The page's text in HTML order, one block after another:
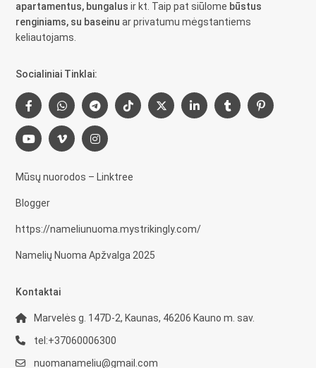
apartamentus, bungalus ir kt. Taip pat siūlome būstus
renginiams, su baseinu ar privatumu mėgstantiems
keliautojams.
Socialiniai Tinklai:
Mūsų nuorodos – Linktree
Blogger
https://nameliunuoma.mystrikingly.com/
Namelių Nuoma Apžvalga 2025
Kontaktai
Marvelės g. 147D-2, Kaunas, 46206 Kauno m. sav.
tel:+37060006300
nuomanameliu@gmail.com